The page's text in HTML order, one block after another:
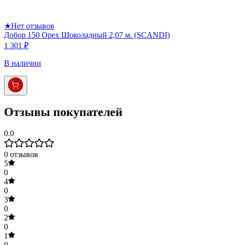
★Нет отзывов
Добор 150 Орех Шоколадный 2,07 м. (SCANDI)
1 301 ₽
В наличии
Отзывы покупателей
0.0
0 отзывов
5
0
4
0
3
0
2
0
1